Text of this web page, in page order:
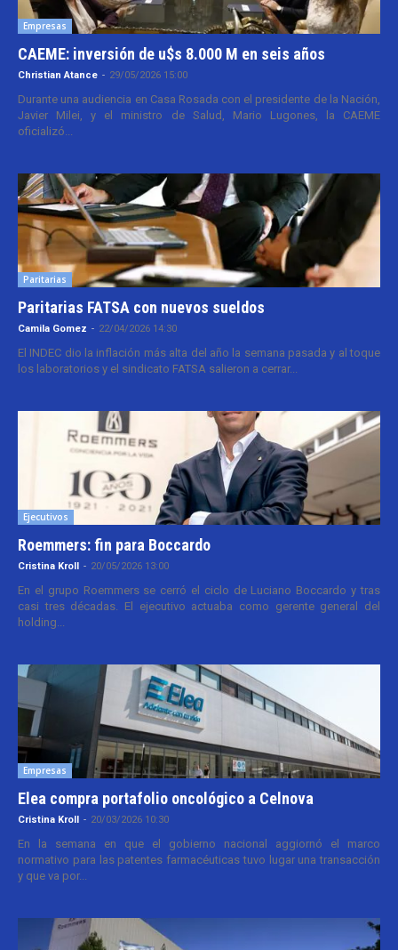
Empresas
CAEME: inversión de u$s 8.000 M en seis años
Christian Atance - 29/05/2026 15:00
Durante una audiencia en Casa Rosada con el presidente de la Nación,
Javier Milei, y el ministro de Salud, Mario Lugones, la CAEME
oficializó...
Paritarias
Paritarias FATSA con nuevos sueldos
Camila Gomez - 22/04/2026 14:30
El INDEC dio la inflación más alta del año la semana pasada y al toque
los laboratorios y el sindicato FATSA salieron a cerrar...
Ejecutivos
Roemmers: fin para Boccardo
Cristina Kroll - 20/05/2026 13:00
En el grupo Roemmers se cerró el ciclo de Luciano Boccardo y tras
casi tres décadas. El ejecutivo actuaba como gerente general del
holding...
Empresas
Elea compra portafolio oncológico a Celnova
Cristina Kroll - 20/03/2026 10:30
En la semana en que el gobierno nacional aggiornó el marco
normativo para las patentes farmacéuticas tuvo lugar una transacción
y que va por...